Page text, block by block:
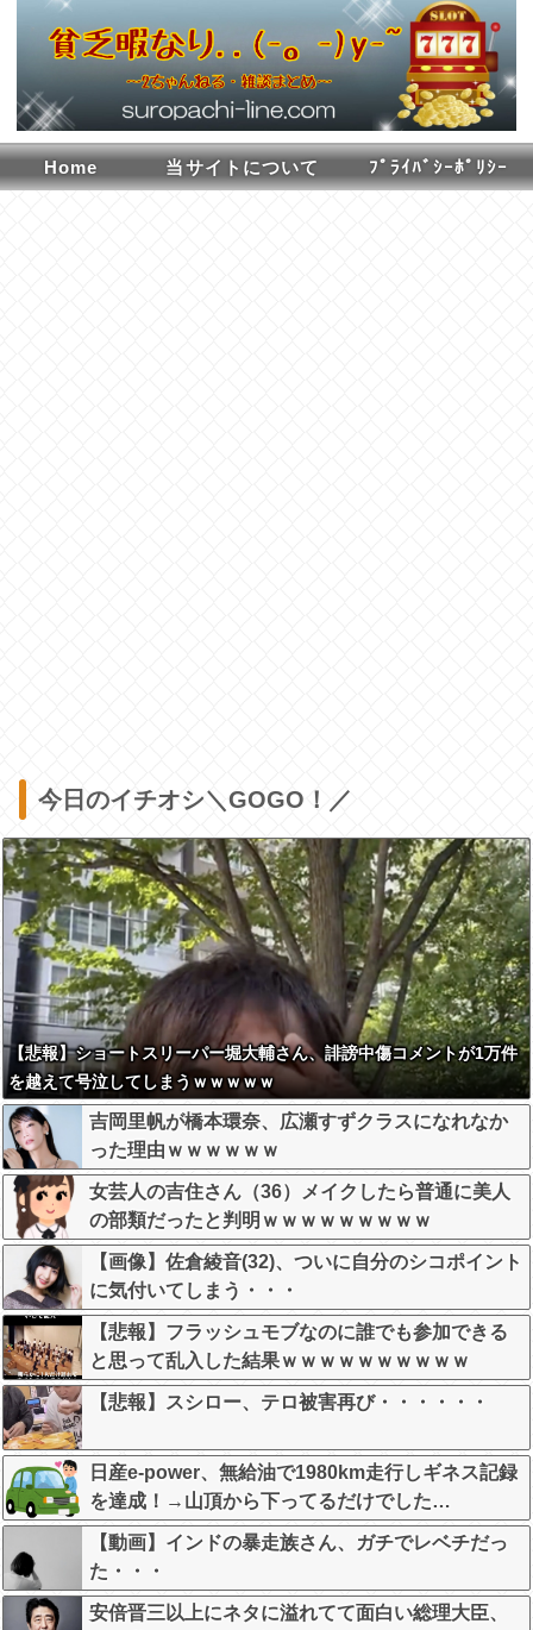
Home 当サイトについて ﾌﾟﾗｲﾊﾞｼｰﾎﾟﾘｼｰ
今日のイチオシ＼GOGO！／
【悲報】ショートスリーパー堀大輔さん、誹謗中傷コメントが1万件
を越えて号泣してしまうｗｗｗｗｗ
吉岡里帆が橋本環奈、広瀬すずクラスになれなか
った理由ｗｗｗｗｗｗ
女芸人の吉住さん（36）メイクしたら普通に美人
の部類だったと判明ｗｗｗｗｗｗｗｗｗ
【画像】佐倉綾音(32)、ついに自分のシコポイント
に気付いてしまう・・・
【悲報】フラッシュモブなのに誰でも参加できる
と思って乱入した結果ｗｗｗｗｗｗｗｗｗｗ
【悲報】スシロー、テロ被害再び・・・・・・
日産e-power、無給油で1980km走行しギネス記録
を達成！→山頂から下ってるだけでした…
【動画】インドの暴走族さん、ガチでレベチだっ
た・・・
安倍晋三以上にネタに溢れてて面白い総理大臣、